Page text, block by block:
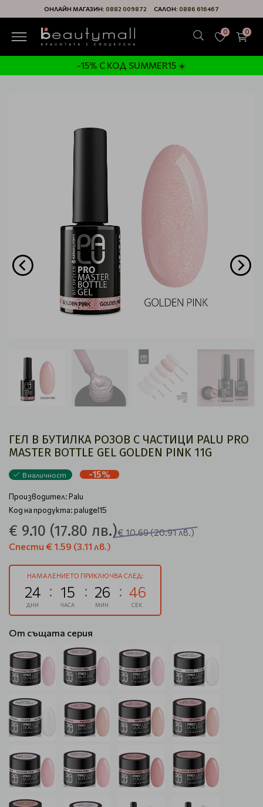
ОНЛАЙН МАГАЗИН: 0882 009872 САЛОН: 0886 616467
0 0
-15% С КОД SUMMER15 ☀️
ГЕЛ В БУТИЛКА РОЗОВ С ЧАСТИЦИ PALU PRO
MASTER BOTTLE GEL GOLDEN PINK 11G
В наличност -15%
Производител:Palu
Код на продукта: palugel15
€ 9.10 (17.80 лв.)€ 10.69(20.91 лв.)
Спести € 1.59 (3.11 лв.)
НАМАЛЕНИЕТО ПРИКЛЮЧВА СЛЕД:
24
ДНИ
15
ЧАСА
26
МИН.
46
СЕК.
От същата серия